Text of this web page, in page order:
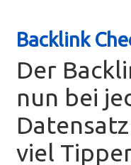
Backlink
Der
nun bei
viel